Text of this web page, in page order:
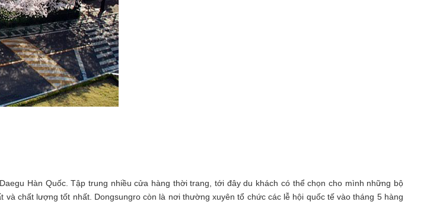
Hàn Quốc. Tập trung nhiều cửa hàng thời trang, tới đây du khách có thể chọn cho mình những bộ
chất lượng tốt nhất. Dongsungro còn là nơi thường xuyên tổ chức các lễ hội quốc tế vào tháng 5 hàng